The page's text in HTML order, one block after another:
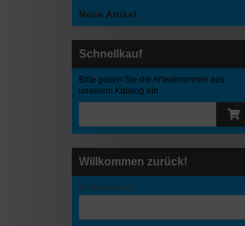
Neue Artikel
Schnellkauf
Bitte geben Sie die Artikelnummer aus
unserem Katalog ein.
Willkommen zurück!
E-Mail-Adresse: